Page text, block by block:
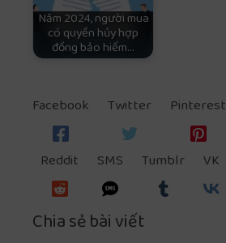
Năm 2024, người mua
có quyền hủy hợp
đồng bảo hiểm…
Facebook Twitter Pinterest
Reddit
SMS Tumblr VK
Chia sẻ bài viết